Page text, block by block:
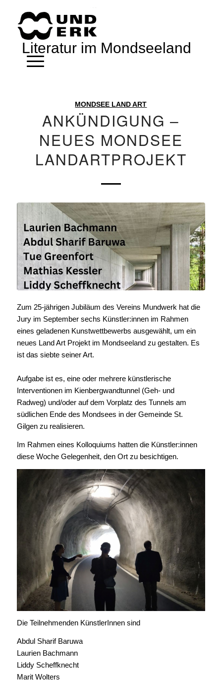
Literatur im Mondseeland
MONDSEE LAND ART
ANKÜNDIGUNG –
NEUES MONDSEE
LANDARTPROJEKT
Zum 25-jährigen Jubiläum des Vereins Mundwerk hat die
Jury im September sechs Künstler:innen im Rahmen
eines geladenen Kunstwettbewerbs ausgewählt, um ein
neues Land Art Projekt im Mondseeland zu gestalten. Es
ist das siebte seiner Art.
Aufgabe ist es, eine oder mehrere künstlerische
Interventionen im Kienbergwandtunnel (Geh- und
Radweg) und/oder auf dem Vorplatz des Tunnels am
südlichen Ende des Mondsees in der Gemeinde St.
Gilgen zu realisieren.
Im Rahmen eines Kolloquiums hatten die Künstler:innen
diese Woche Gelegenheit, den Ort zu besichtigen.
Die Teilnehmenden KünstlerInnen sind
Abdul Sharif Baruwa
Laurien Bachmann
Liddy Scheffknecht
Marit Wolters